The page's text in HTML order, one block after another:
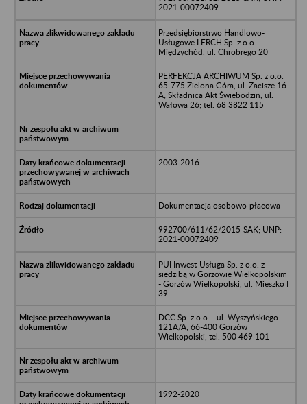
2021-00072409
Przedsiębiorstrwo Handlowo-
Usługowe LERCH Sp. z o.o. -
Międzychód, ul. Chrobrego 20
PERFEKCJA ARCHIWUM Sp. z o.o.
65-775 Zielona Góra, ul. Zacisze 16
A; Składnica Akt Świebodzin, ul.
Wałowa 26; tel. 68 3822 115
2003-2016
Dokumentacja osobowo-płacowa
992700/611/62/2015-SAK; UNP:
2021-00072409
PUI Inwest-Usługa Sp. z o.o. z
siedzibą w Gorzowie Wielkopolskim
- Gorzów Wielkopolski, ul. Mieszko I
39
DCC Sp. z o.o. - ul. Wyszyńskiego
121A/A, 66-400 Gorzów
Wielkopolski, tel. 500 469 101
1992-2020